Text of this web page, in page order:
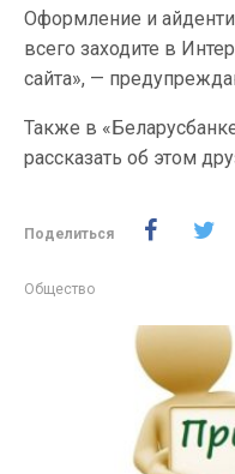
Оформление и
всего заходите в
сайта», —
Также в
рассказать об этом
Поделиться
Общество